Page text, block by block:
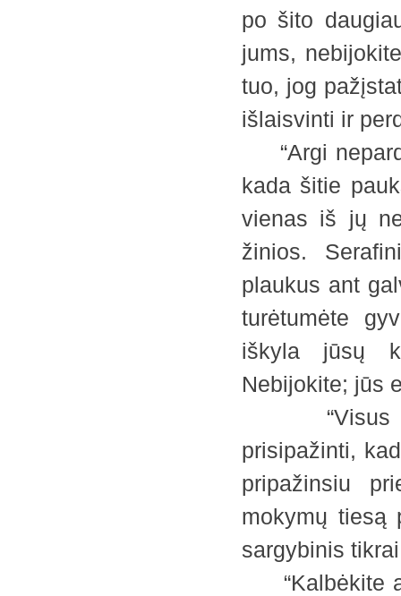
po šito
jums,
tuo, jog
išlaisvinti ir
“Argi
kada šitie
vienas iš jų
žinios.
plaukus ant
turėtumėte
iškyla jūsų
Nebijokite; jūs
“Visus
prisipažinti,
pripažinsiu
mokymų tiesą
sargybinis
“Kalbėkite